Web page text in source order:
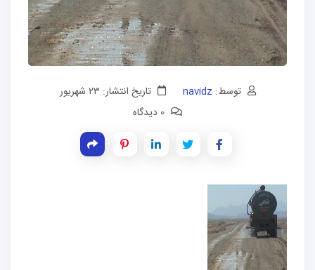
توسط:navidz
تاریخ انتشار: ۲۳ شهریور